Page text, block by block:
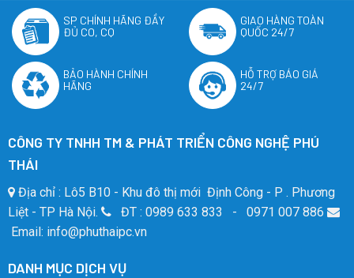
SP CHÍNH HÃNG ĐẦY
ĐỦ CO, CQ
GIAO HÀNG TOÀN
QUỐC 24/7
BẢO HÀNH CHÍNH
HÃNG
HỖ TRỢ BÁO GIÁ
24/7
CÔNG TY TNHH TM & PHÁT TRIỂN CÔNG NGHỆ PHÚ
THÁI
Địa chỉ : Lô5 B10 - Khu đô thị mới Định Công - P . Phương
Liệt - TP Hà Nội.
ĐT : 0989 633 833 - 0971 007 886
Email: info@phuthaipc.vn
DANH MỤC DỊCH VỤ